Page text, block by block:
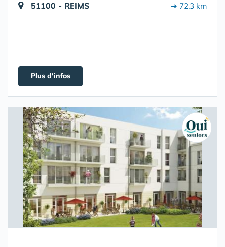
51100 - REIMS ➔ 72.3 km
Plus d'infos